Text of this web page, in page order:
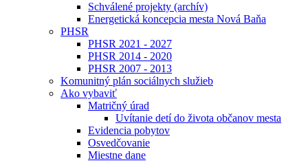
Schválené projekty (archív)
Energetická koncepcia mesta Nová Baňa
PHSR
PHSR 2021 - 2027
PHSR 2014 - 2020
PHSR 2007 - 2013
Komunitný plán sociálnych služieb
Ako vybaviť
Matričný úrad
Uvítanie detí do života občanov mesta
Evidencia pobytov
Osvedčovanie
Miestne dane